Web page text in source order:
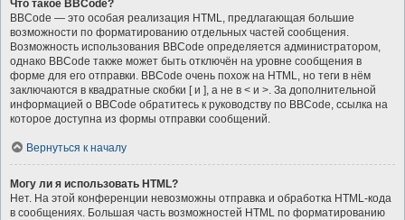
Что такое BBCode?
BBCode — это особая реализация HTML, предлагающая большие
возможности по форматированию отдельных частей сообщения.
Возможность использования BBCode определяется администратором,
однако BBCode также может быть отключён на уровне сообщения в
форме для его отправки. BBCode очень похож на HTML, но теги в нём
заключаются в квадратные скобки [ и ], а не в < и >. За дополнительной
информацией о BBCode обратитесь к руководству по BBCode, ссылка на
которое доступна из формы отправки сообщений.
Вернуться к началу
Могу ли я использовать HTML?
Нет. На этой конференции невозможны отправка и обработка HTML-кода
в сообщениях. Большая часть возможностей HTML по форматированию